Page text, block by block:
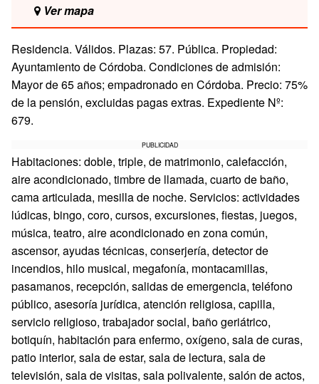
Ver mapa
Residencia. Válidos. Plazas: 57. Pública. Propiedad:
Ayuntamiento de Córdoba. Condiciones de admisión:
Mayor de 65 años; empadronado en Córdoba. Precio: 75%
de la pensión, excluidas pagas extras. Expediente Nº:
679.
PUBLICIDAD
Habitaciones: doble, triple, de matrimonio, calefacción,
aire acondicionado, timbre de llamada, cuarto de baño,
cama articulada, mesilla de noche. Servicios: actividades
lúdicas, bingo, coro, cursos, excursiones, fiestas, juegos,
música, teatro, aire acondicionado en zona común,
ascensor, ayudas técnicas, conserjería, detector de
incendios, hilo musical, megafonía, montacamillas,
pasamanos, recepción, salidas de emergencia, teléfono
público, asesoría jurídica, atención religiosa, capilla,
servicio religioso, trabajador social, baño geriátrico,
botiquín, habitación para enfermo, oxígeno, sala de curas,
patio interior, sala de estar, sala de lectura, sala de
televisión, sala de visitas, sala polivalente, salón de actos,